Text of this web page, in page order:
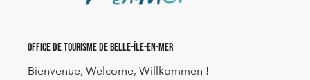
Office de Tourisme de Belle-Île-en-Mer
Bienvenue, Welcome, Willkommen !